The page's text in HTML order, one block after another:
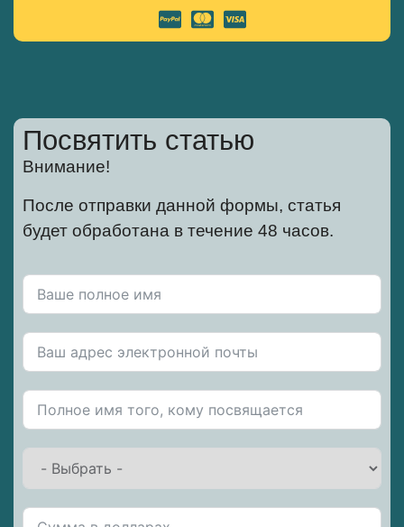
Посвятить статью
Внимание!
После отправки данной формы, статья
будет обработана в течение 48 часов.